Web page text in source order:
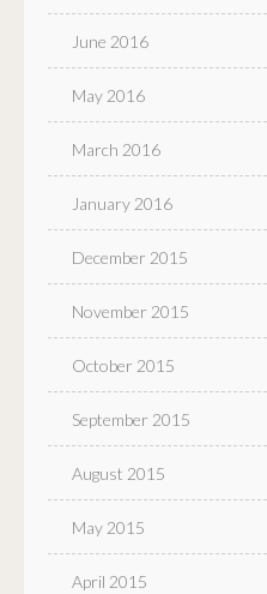
June 2016
May 2016
March 2016
January 2016
December 2015
November 2015
October 2015
September 2015
August 2015
May 2015
April 2015